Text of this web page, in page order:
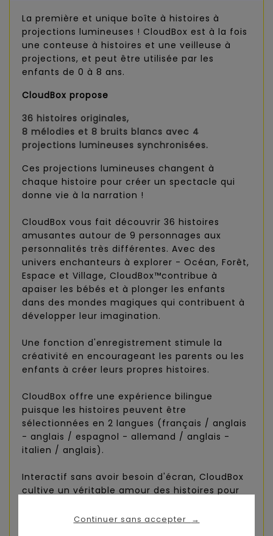
Continuer sans accepter →
La première et unique boîte à histoires à
projections lumineuses ! CloudBox est à la fois
une conteuse à histoires et une veilleuse à
projections, et peut être utilisée par les
enfants de 0 à 8 ans.
CloudBox propose
36 histoires originales,
8 mélodies et 8 bruits blancs avec 4
projections lumineuses synchronisées.
Ces projections lumineuses changent à
chaque histoire pour créer un spectacle qui
donne vie à la narration !
CloudBox vous fait découvrir 36 histoires
amusantes autour de 9 personnages aux
personnalités très différentes. Avec des
univers enchanteurs à explorer - Océan, Forêt,
Espace et Village, CloudBox™contribue à
apaiser les bébés et à plonger les enfants
dans des mondes magiques qui contribuent à
développer leur imagination.
Une fonction d'enregistrement stimule la
créativité en encourageant les parents ou les
enfants à créer leurs propres histoires.
CloudBox offre une expérience bilingue
puisque les histoires peuvent être
sélectionnées en 2 langues (français / anglais
- anglais / espagnol - allemand / anglais -
italien / anglais).
Interactif sans avoir besoin d'écran, CloudBox
cultive un véritable amour des histoires pour